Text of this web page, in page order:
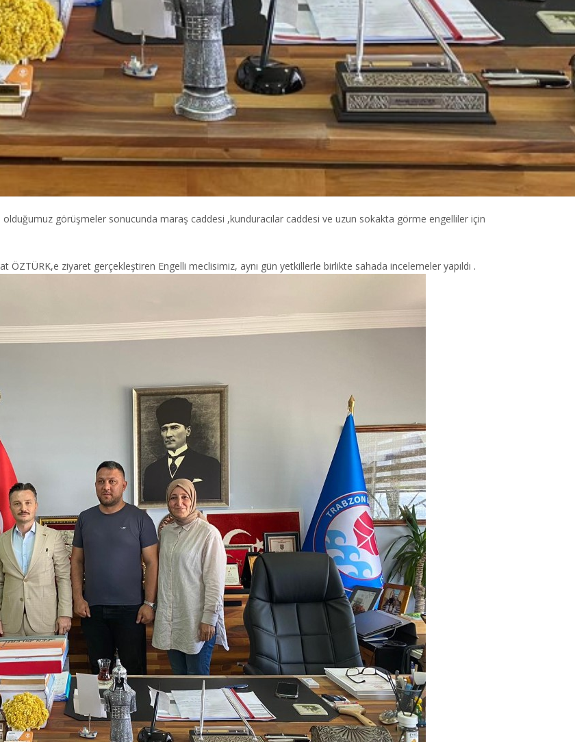
görüşmeler sonucunda maraş caddesi ,kunduracılar caddesi ve uzun sokakta görme engelliler için
ÖZTÜRK,e ziyaret gerçekleştiren Engelli meclisimiz, aynı gün yetkillerle birlikte sahada incelemeler yapıldı .